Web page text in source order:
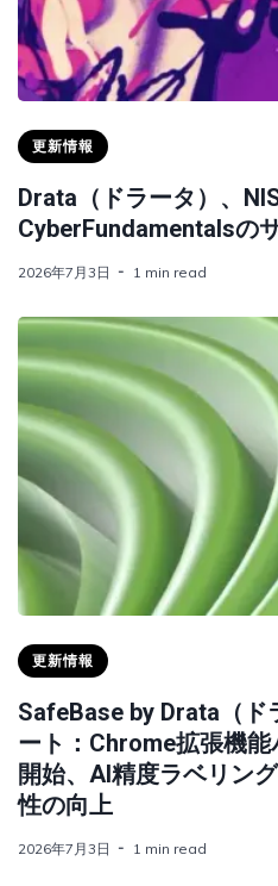
更新情報
Drata（ドラータ）、
Cyber​​Fundamentalsの
2026年7月3日 1 min read
更新情報
SafeBase by Drata（ド
ート：Chrome拡張機
開始、AI精度ラベリン
性の向上
2026年7月3日 1 min read